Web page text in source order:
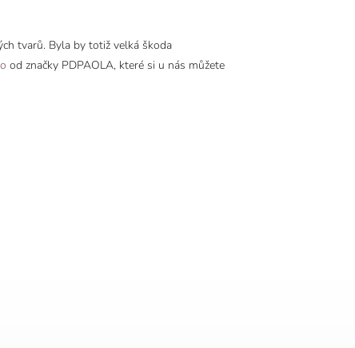
tvarů. Byla by totiž velká škoda
od značky PDPAOLA, které si u nás můžete